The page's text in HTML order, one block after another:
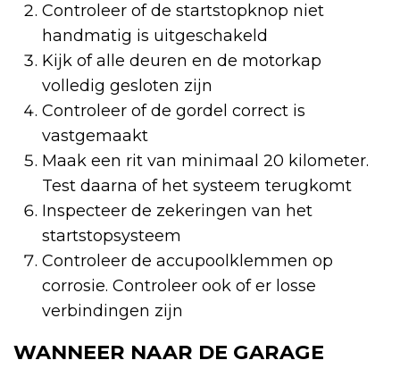
Controleer of de startstopknop niet
handmatig is uitgeschakeld
Kijk of alle deuren en de motorkap
volledig gesloten zijn
Controleer of de gordel correct is
vastgemaakt
Maak een rit van minimaal 20 kilometer.
Test daarna of het systeem terugkomt
Inspecteer de zekeringen van het
startstopsysteem
Controleer de accupoolklemmen op
corrosie. Controleer ook of er losse
verbindingen zijn
WANNEER NAAR DE GARAGE